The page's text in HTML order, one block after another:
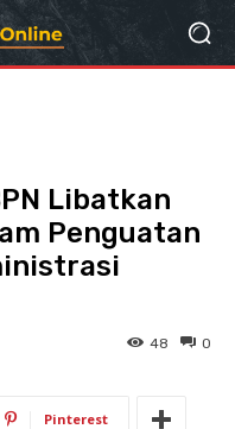
Libatkan
Penguatan
0
48
Pinterest